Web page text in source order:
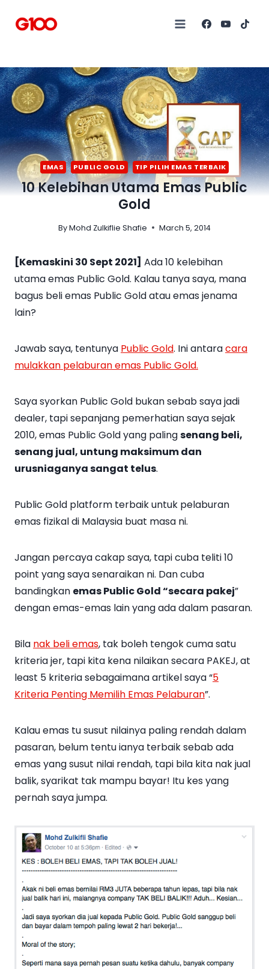
EMAS PUBLIC GOLD TIP PILIH EMAS TERBAIK
10 Kelebihan Utama Emas Public
Gold
ByMohd Zulkiflie Shafie March 5, 2014
[Kemaskini 30 Sept 2021] Ada 10 kelebihan
utama emas Public Gold. Kalau tanya saya, mana
bagus beli emas Public Gold atau emas jenama
lain?
Jawab saya, tentunya Public Gold. Ini antaracara
mulakkan pelaburan emas Public Gold.
Saya syorkan Public Gold bukan sebab saya jadi
dealer, tapi sepanjang pemerhatian saya sejak
2010, emas Public Gold yang palingsenang beli,
senang jual, untung maksimum dan
urusniaganya sangat telus.
Public Gold platform terbaik untuk pelaburan
emas fizikal di Malaysia buat masa ni.
Jangan percaya cakap saya, tapi cuba teliti 10
point yang saya senaraikan ni. Dan cuba
bandingkan emas Public Gold “secara pakej”
dengan emas-emas lain yang ada dalam pasaran.
Bila nak beli emas, tak boleh tengok cuma satu
kriteria jer, tapi kita kena nilaikan secara PAKEJ, at
least 5 kriteria sebagaimana artikel saya “5
Kriteria Penting Memilih Emas Pelaburan”.
Kalau emas tu susut nilainya paling rendah dalam
pasaran, belum tentu ianya terbaik sebab ada
emas yang susut nilai rendah, tapi bila kita nak jual
balik, syarikat tak mampu bayar! Itu kes yang
pernah saya jumpa.